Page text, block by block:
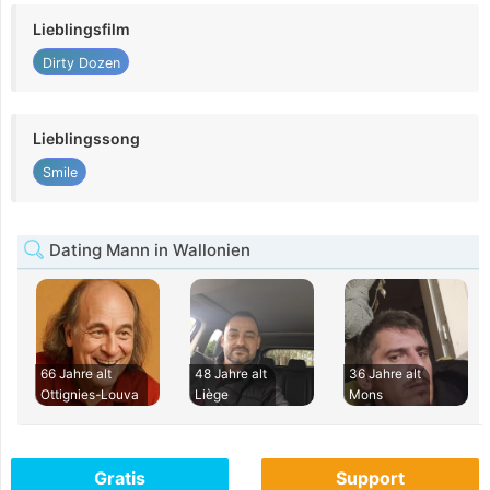
Lieblingsfilm
Dirty Dozen
Lieblingssong
Smile
Dating Mann in Wallonien
66 Jahre alt
Ottignies-Louva
48 Jahre alt
Liège
36 Jahre alt
Mons
Gratis Support